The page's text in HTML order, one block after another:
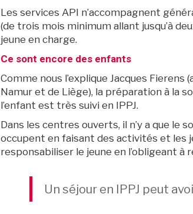
Les services API n’accompagnent
(de trois mois minimum allant jusqu’à
jeune en charge.
Ce sont encore des enfants
Comme nous l’explique Jacques
Namur et de Liège), la préparation à la
l’enfant est très suivi en IPPJ.
Dans les centres ouverts, il n’y a que le
occupent en faisant des activités et les
responsabiliser le jeune en l’obligeant à
Un séjour en IPPJ peut